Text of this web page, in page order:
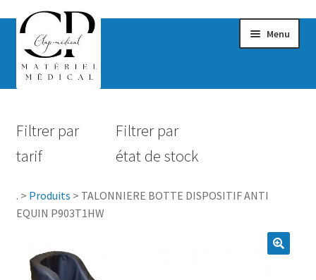
Menu
Hygiène
Accessoires Salle de bain
Filtrer par
tarif
Filtrer par
état de stock
. > Produits > TALONNIERE BOTTE DISPOSITIF ANTI
EQUIN P903T1HW